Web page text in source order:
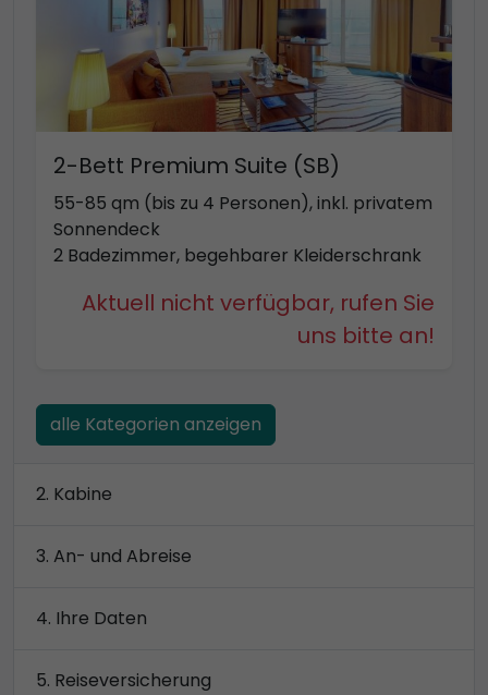
2-Bett Premium Suite (SB)
55-85 qm (bis zu 4 Personen), inkl. privatem
Sonnendeck
2 Badezimmer, begehbarer Kleiderschrank
Aktuell nicht verfügbar, rufen Sie
uns bitte an!
alle Kategorien anzeigen
Kabine
An- und Abreise
Ihre Daten
Reiseversicherung